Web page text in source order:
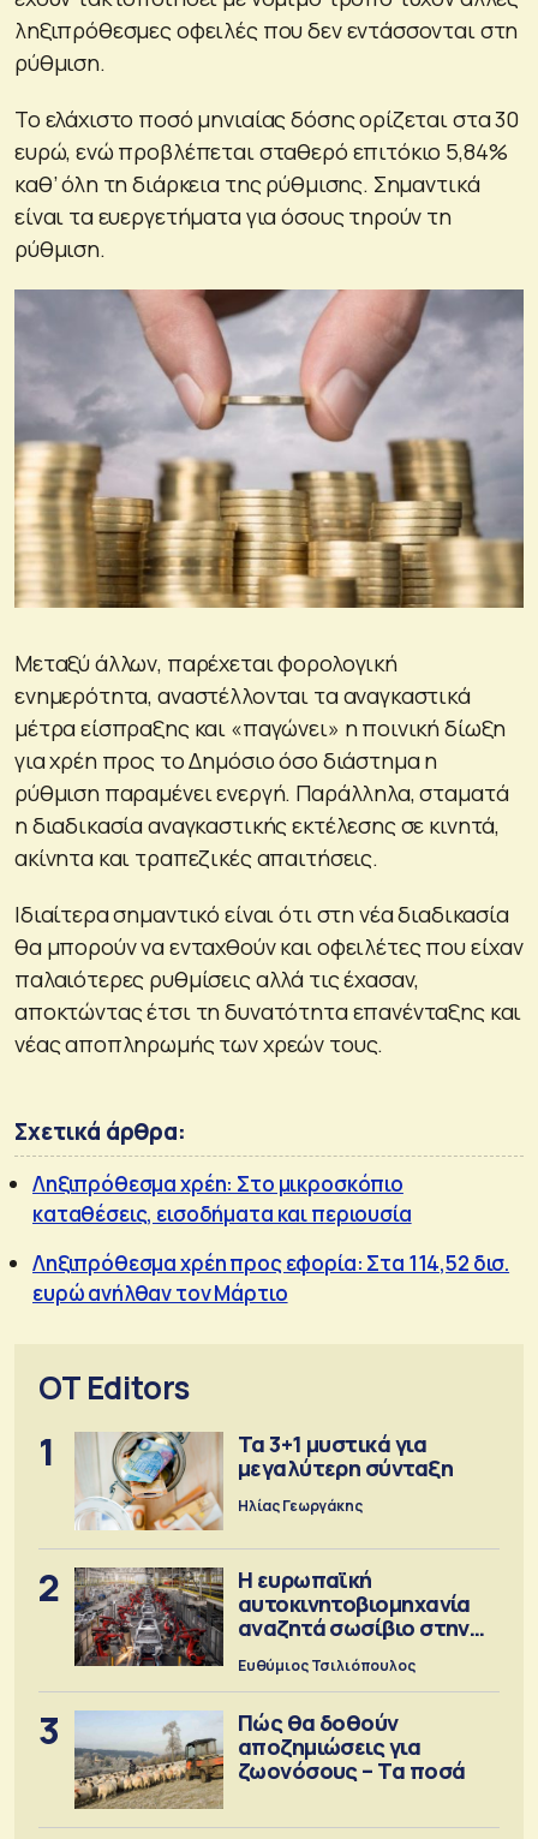
ληξιπρόθεσμες οφειλές που δεν εντάσσονται στη
ρύθμιση.
Το ελάχιστο ποσό μηνιαίας δόσης ορίζεται στα 30
ευρώ, ενώ προβλέπεται σταθερό επιτόκιο 5,84%
καθ’ όλη τη διάρκεια της ρύθμισης. Σημαντικά
είναι τα ευεργετήματα για όσους τηρούν τη
ρύθμιση.
Μεταξύ άλλων, παρέχεται φορολογική
ενημερότητα, αναστέλλονται τα αναγκαστικά
μέτρα είσπραξης και «παγώνει» η ποινική δίωξη
για χρέη προς το Δημόσιο όσο διάστημα η
ρύθμιση παραμένει ενεργή. Παράλληλα, σταματά
η διαδικασία αναγκαστικής εκτέλεσης σε κινητά,
ακίνητα και τραπεζικές απαιτήσεις.
Ιδιαίτερα σημαντικό είναι ότι στη νέα διαδικασία
θα μπορούν να ενταχθούν και οφειλέτες που είχαν
παλαιότερες ρυθμίσεις αλλά τις έχασαν,
αποκτώντας έτσι τη δυνατότητα επανένταξης και
νέας αποπληρωμής των χρεών τους.
Σχετικά άρθρα:
Ληξιπρόθεσμα χρέη: Στο μικροσκόπιο
καταθέσεις, εισοδήματα και περιουσία
Ληξιπρόθεσμα χρέη προς εφορία: Στα 114,52 δισ.
ευρώ ανήλθαν τον Μάρτιο
OT Editors
1
Τα 3+1 μυστικά για
μεγαλύτερη σύνταξη
Ηλίας Γεωργάκης
2
Η ευρωπαϊκή
αυτοκινητοβιομηχανία
αναζητά σωσίβιο στην
Κίνα
Ευθύμιος Τσιλιόπουλος
3
Πώς θα δοθούν
αποζημιώσεις για
ζωονόσους – Τα ποσά